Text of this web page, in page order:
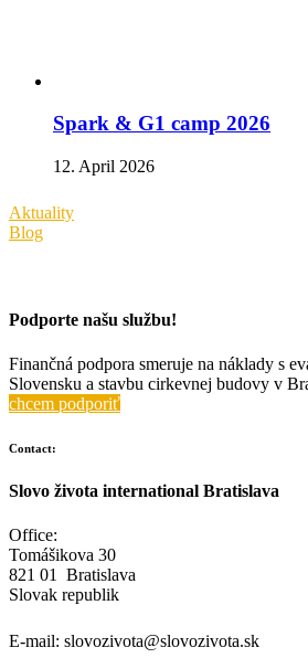
Spark & G1 camp 2026
12. April 2026
Aktuality
Blog
Podporte našu službu!
Finančná podpora smeruje na náklady s
Slovensku a stavbu cirkevnej budovy v
chcem podporiť
Contact:
Slovo života international Bratislava
Office:
Tomášikova 30
821 01 Bratislava
Slovak republik
E-mail: slovozivota@slovozivota.sk